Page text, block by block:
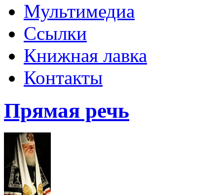
Мультимедиа
Ссылки
Книжная лавка
Контакты
Прямая речь